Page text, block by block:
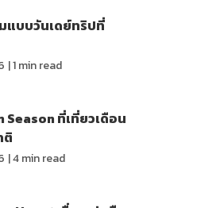
แบบวันเดย์ทริปที่
|1min read
ที่เที่ยวเดือน
ติ
|4min read